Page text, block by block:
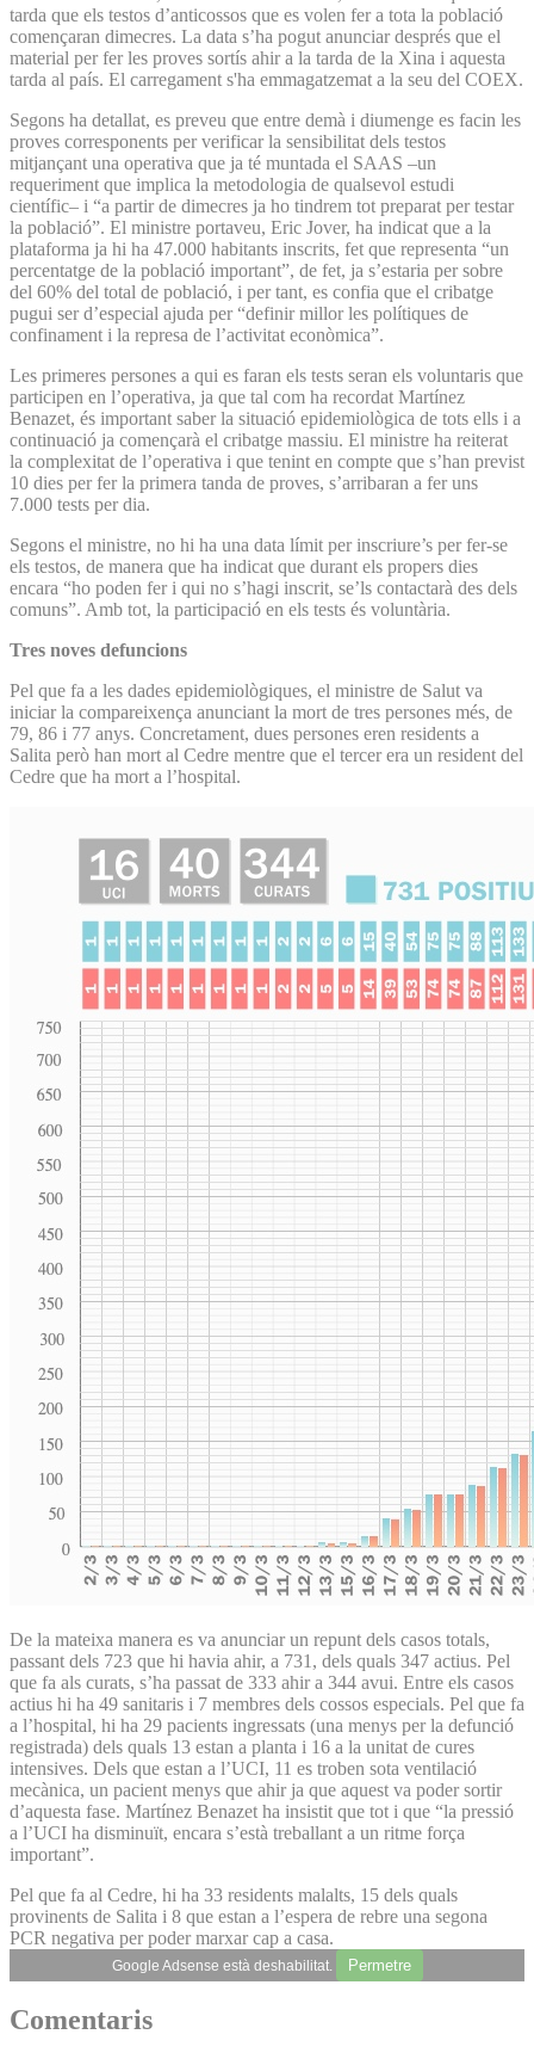
tarda que els testos d’anticossos que es volen fer a tota la població
començaran dimecres. La data s’ha pogut anunciar després que el
material per fer les proves sortís ahir a la tarda de la Xina i aquesta
tarda al país. El carregament s'ha emmagatzemat a la seu del COEX.
Segons ha detallat, es preveu que entre demà i diumenge es facin les
proves corresponents per verificar la sensibilitat dels testos
mitjançant una operativa que ja té muntada el SAAS –un
requeriment que implica la metodologia de qualsevol estudi
científic– i “a partir de dimecres ja ho tindrem tot preparat per testar
la població”. El ministre portaveu, Eric Jover, ha indicat que a la
plataforma ja hi ha 47.000 habitants inscrits, fet que representa “un
percentatge de la població important”, de fet, ja s’estaria per sobre
del 60% del total de població, i per tant, es confia que el cribatge
pugui ser d’especial ajuda per “definir millor les polítiques de
confinament i la represa de l’activitat econòmica”.
Les primeres persones a qui es faran els tests seran els voluntaris que
participen en l’operativa, ja que tal com ha recordat Martínez
Benazet, és important saber la situació epidemiològica de tots ells i a
continuació ja començarà el cribatge massiu. El ministre ha reiterat
la complexitat de l’operativa i que tenint en compte que s’han previst
10 dies per fer la primera tanda de proves, s’arribaran a fer uns
7.000 tests per dia.
Segons el ministre, no hi ha una data límit per inscriure’s per fer-se
els testos, de manera que ha indicat que durant els propers dies
encara “ho poden fer i qui no s’hagi inscrit, se’ls contactarà des dels
comuns”. Amb tot, la participació en els tests és voluntària.
Tres noves defuncions
Pel que fa a les dades epidemiològiques, el ministre de Salut va
iniciar la compareixença anunciant la mort de tres persones més, de
79, 86 i 77 anys. Concretament, dues persones eren residents a
Salita però han mort al Cedre mentre que el tercer era un resident del
Cedre que ha mort a l’hospital.
De la mateixa manera es va anunciar un repunt dels casos totals,
passant dels 723 que hi havia ahir, a 731, dels quals 347 actius. Pel
que fa als curats, s’ha passat de 333 ahir a 344 avui. Entre els casos
actius hi ha 49 sanitaris i 7 membres dels cossos especials. Pel que fa
a l’hospital, hi ha 29 pacients ingressats (una menys per la defunció
registrada) dels quals 13 estan a planta i 16 a la unitat de cures
intensives. Dels que estan a l’UCI, 11 es troben sota ventilació
mecànica, un pacient menys que ahir ja que aquest va poder sortir
d’aquesta fase. Martínez Benazet ha insistit que tot i que “la pressió
a l’UCI ha disminuït, encara s’està treballant a un ritme força
important”.
Pel que fa al Cedre, hi ha 33 residents malalts, 15 dels quals
provinents de Salita i 8 que estan a l’espera de rebre una segona
PCR negativa per poder marxar cap a casa.
Google Adsense està deshabilitat. Permetre
Comentaris